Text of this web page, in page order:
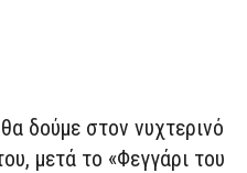
θα δούμε στον νυχτερινό
μετά το «Φεγγάρι του